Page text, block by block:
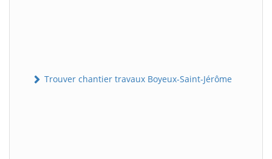
Trouver chantier travaux Boyeux-Saint-Jérôme